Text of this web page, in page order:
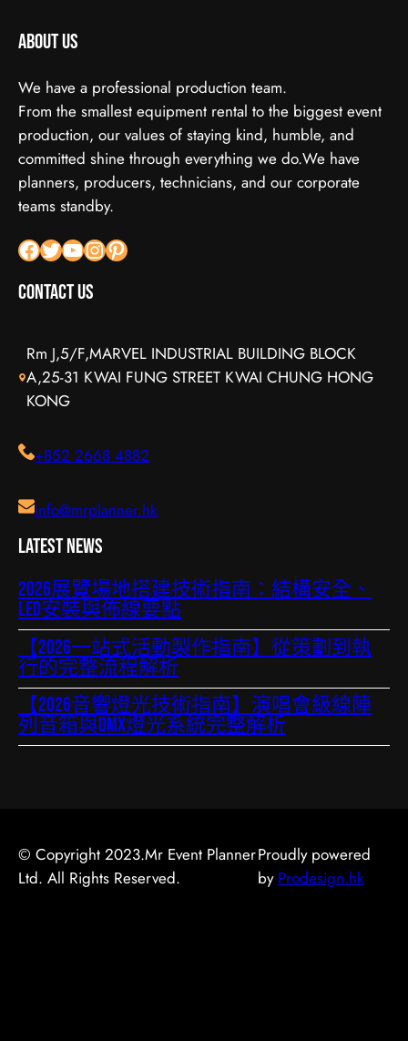
About us
We have a professional production team.
From the smallest equipment rental to the biggest event
production, our values of staying kind, humble, and
committed shine through everything we do.We have
planners, producers, technicians, and our corporate
teams standby.
Facebook X YouTube InstagramPinterest
Contact Us
Rm J,5/F,MARVEL INDUSTRIAL BUILDING BLOCK
A,25-31 KWAI FUNG STREET KWAI CHUNG HONG
KONG
+852 2668 4882
info@mrplanner.hk
Latest News
2026展覽場地搭建技術指南：結構安全、
LED安裝與佈線要點
【2026一站式活動製作指南】從策劃到執
行的完整流程解析
【2026音響燈光技術指南】演唱會級線陣
列音箱與DMX燈光系統完整解析
© Copyright 2023.Mr Event Planner
Ltd. All Rights Reserved.
Proudly powered
by Prodesign.hk